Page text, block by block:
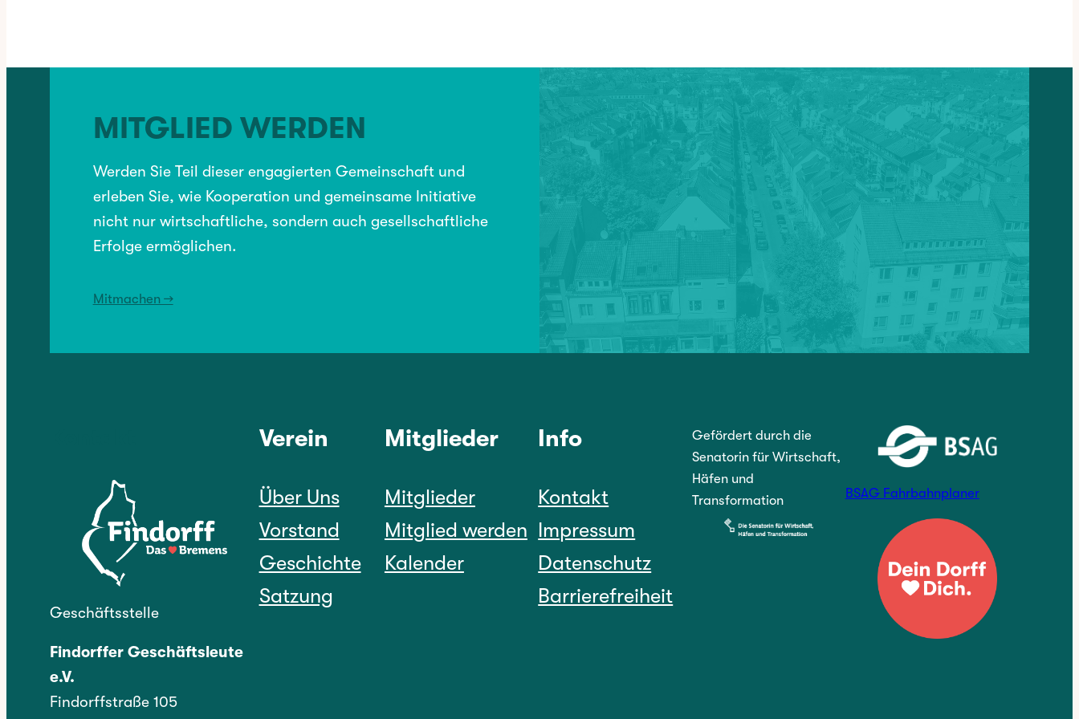
MITGLIED WERDEN
Werden Sie Teil dieser engagierten Gemeinschaft und
erleben Sie, wie Kooperation und gemeinsame Initiative
nicht nur wirtschaftliche, sondern auch gesellschaftliche
Erfolge ermöglichen.
Mitmachen →
Geschäftsstelle
Findorffer Geschäftsleute
e.V.
Findorffstraße 105
Verein
Über Uns
Vorstand
Geschichte
Satzung
Mitglieder
Mitglieder
Mitglied werden
Kalender
Info
Kontakt
Impressum
Datenschutz
Barrierefreiheit
Gefördert durch die
Senatorin für Wirtschaft,
Häfen und
Transformation
BSAG Fahrbahnplaner